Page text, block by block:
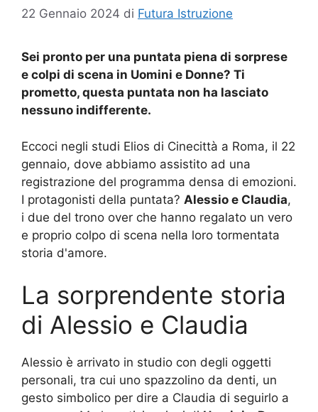
22 Gennaio 2024 di Futura Istruzione
Sei pronto per una puntata piena di sorprese
e colpi di scena in Uomini e Donne? Ti
prometto, questa puntata non ha lasciato
nessuno indifferente.
Eccoci negli studi Elios di Cinecittà a Roma, il 22
gennaio, dove abbiamo assistito ad una
registrazione del programma densa di emozioni.
I protagonisti della puntata? Alessio e Claudia,
i due del trono over che hanno regalato un vero
e proprio colpo di scena nella loro tormentata
storia d'amore.
La sorprendente storia
di Alessio e Claudia
Alessio è arrivato in studio con degli oggetti
personali, tra cui uno spazzolino da denti, un
gesto simbolico per dire a Claudia di seguirlo a